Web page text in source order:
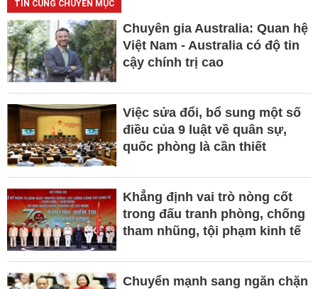
TIN CÙNG CHUYÊN MỤC
Chuyên gia Australia: Quan hệ
Việt Nam - Australia có độ tin
cậy chính trị cao
Việc sửa đổi, bổ sung một số
điều của 9 luật về quân sự,
quốc phòng là cần thiết
Khẳng định vai trò nòng cốt
trong đấu tranh phòng, chống
tham nhũng, tội phạm kinh tế
Chuyển mạnh sang ngăn chặn